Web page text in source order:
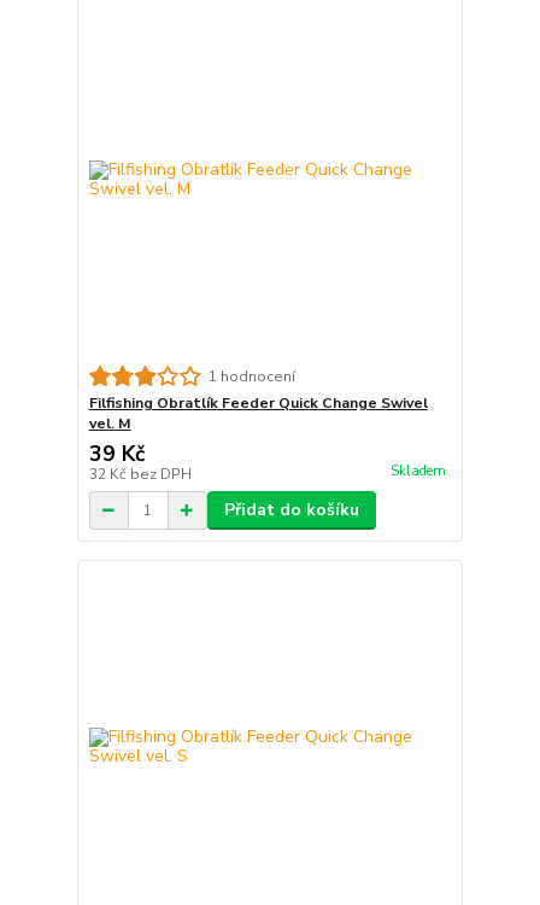
1 hodnocení
Filfishing Obratlík Feeder Quick Change Swivel
vel. M
39 Kč
32 Kč bez DPH Skladem
Přidat do košíku